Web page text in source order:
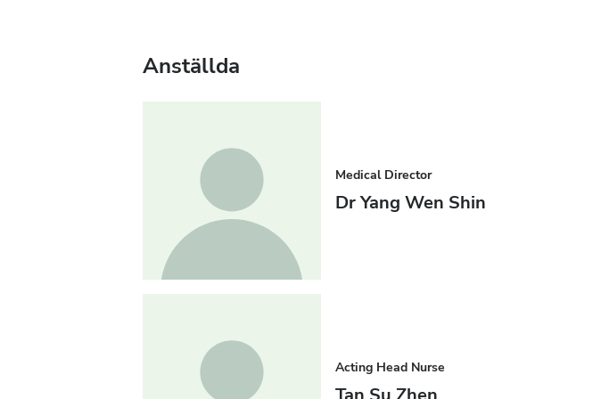
Anställda
Medical Director
Dr Yang Wen Shin
Acting Head Nurse